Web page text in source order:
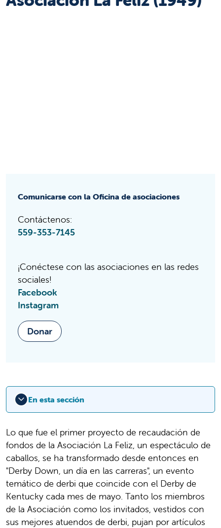
Comunicarse con la Oficina de asociaciones
Contáctenos:
559-353-7145
¡Conéctese con las asociaciones en las redes
sociales!
Facebook
Instagram
Donar
En esta sección
Lo que fue el primer proyecto de recaudación de
fondos de la Asociación La Feliz, un espectáculo de
caballos, se ha transformado desde entonces en
"Derby Down, un día en las carreras", un evento
temático de derbi que coincide con el Derby de
Kentucky cada mes de mayo. Tanto los miembros
de la Asociación como los invitados, vestidos con
sus mejores atuendos de derbi, pujan por artículos